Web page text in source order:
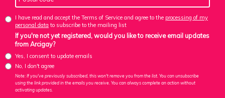
I have read and accept the Terms of Service and agree to the processing of my
personal data to subscribe to the mailing list
If you're not yet registered, would you like to receive email updates
from Arcigay?
Yes, I consent to update emails
No, I don't agree
Note: If you've previously subscribed, this won't remove you from the list. You can unsubscribe
using the link provided in the emails you receive. You can always complete an action without
activating updates.